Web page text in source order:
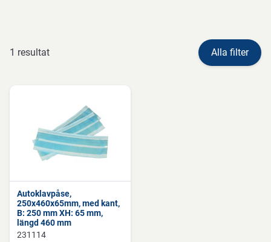
1 resultat Alla filter
Autoklavpåse,
250x460x65mm, med kant,
B: 250 mm XH: 65 mm,
längd 460 mm
231114